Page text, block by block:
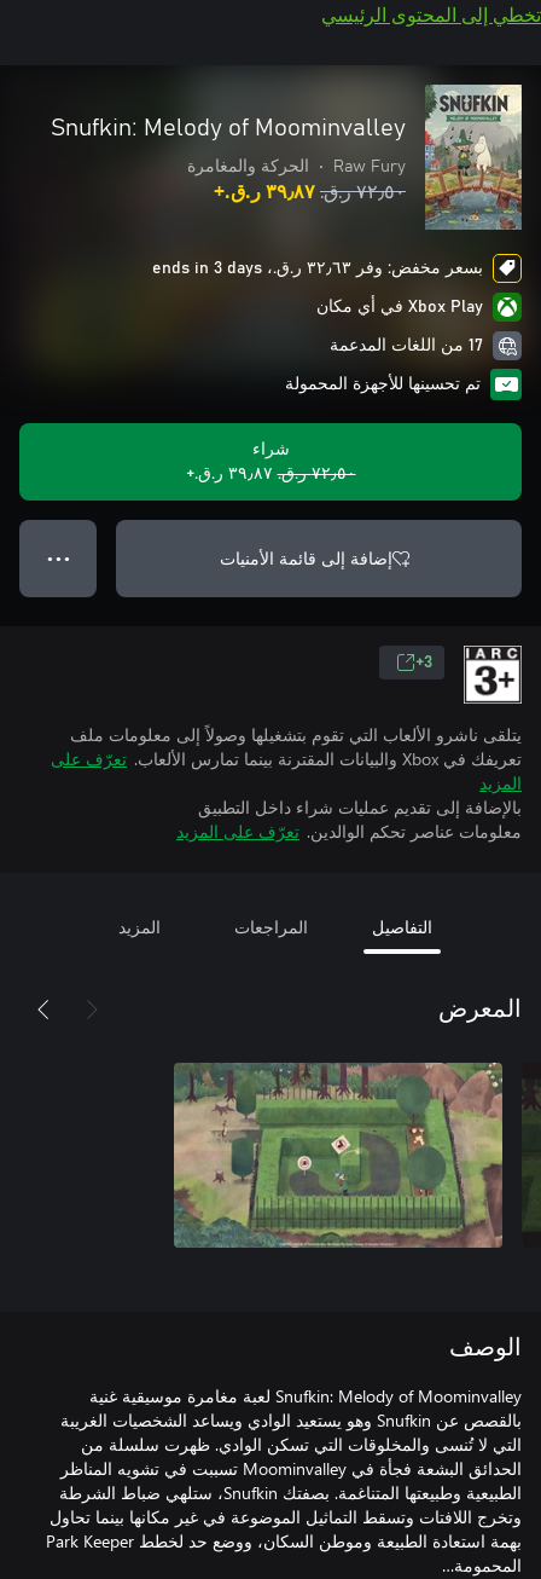
تخطي إلى المحتوى الرئيسي
Snufkin: Melody of Moominvalley
Raw Fury
• الحركة والمغامرة
٧٢٫٥٠ ر.ق.‏ ٣٩٫٨٧ ر.ق.‏+
بسعر مخفض: وفر ٣٢٫٦٣ ر.ق.‏، ends in 3 days
Xbox Play في أي مكان
17 من اللغات المدعمة
تم تحسينها للأجهزة المحمولة
شراء
٧٢٫٥٠ ر.ق.‏
٣٩٫٨٧ ر.ق.‏+
إضافة إلى قائمة الأمنيات ● ● ●
3+
يتلقى ناشرو الألعاب التي تقوم بتشغيلها وصولاً إلى معلومات ملف
تعريفك في Xbox والبيانات المقترنة بينما تمارس الألعاب.
تعرّف على
المزيد
بالإضافة إلى تقديم عمليات شراء داخل التطبيق
معلومات عناصر تحكم الوالدين. تعرّف على المزيد
التفاصيل المراجعات المزيد
المعرض
الوصف
Snufkin: Melody of Moominvalley لعبة مغامرة موسيقية غنية
بالقصص عن Snufkin وهو يستعيد الوادي ويساعد الشخصيات الغريبة
التي لا تُنسى والمخلوقات التي تسكن الوادي. ظهرت سلسلة من
الحدائق البشعة فجأة في Moominvalley تسببت في تشويه المناظر
الطبيعية وطبيعتها المتناغمة. بصفتك Snufkin، ستلهي ضباط الشرطة
وتخرج اللافتات وتسقط التماثيل الموضوعة في غير مكانها بينما تحاول
بهمة استعادة الطبيعة وموطن السكان، ووضع حد لخطط Park Keeper